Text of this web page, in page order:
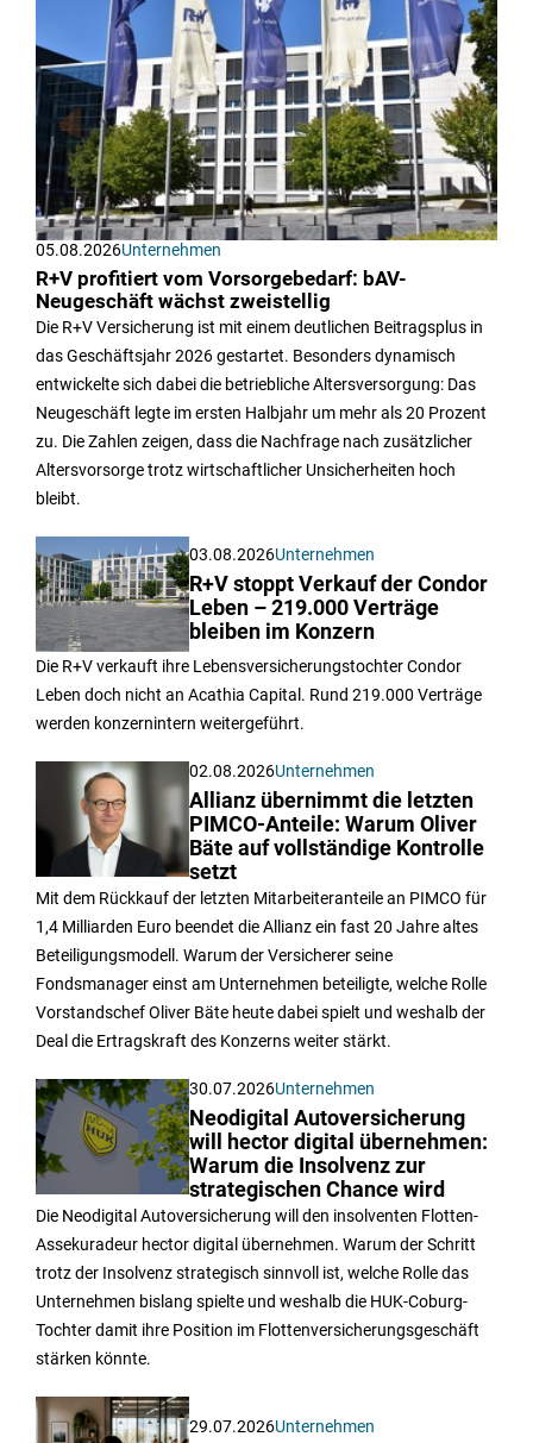
05.08.2026Unternehmen
R+V profitiert vom Vorsorgebedarf: bAV-
Neugeschäft wächst zweistellig
Die R+V Versicherung ist mit einem deutlichen Beitragsplus in
das Geschäftsjahr 2026 gestartet. Besonders dynamisch
entwickelte sich dabei die betriebliche Altersversorgung: Das
Neugeschäft legte im ersten Halbjahr um mehr als 20 Prozent
zu. Die Zahlen zeigen, dass die Nachfrage nach zusätzlicher
Altersvorsorge trotz wirtschaftlicher Unsicherheiten hoch
bleibt.
03.08.2026Unternehmen
R+V stoppt Verkauf der Condor
Leben – 219.000 Verträge
bleiben im Konzern
Die R+V verkauft ihre Lebensversicherungstochter Condor
Leben doch nicht an Acathia Capital. Rund 219.000 Verträge
werden konzernintern weitergeführt.
02.08.2026Unternehmen
Allianz übernimmt die letzten
PIMCO-Anteile: Warum Oliver
Bäte auf vollständige Kontrolle
setzt
Mit dem Rückkauf der letzten Mitarbeiteranteile an PIMCO für
1,4 Milliarden Euro beendet die Allianz ein fast 20 Jahre altes
Beteiligungsmodell. Warum der Versicherer seine
Fondsmanager einst am Unternehmen beteiligte, welche Rolle
Vorstandschef Oliver Bäte heute dabei spielt und weshalb der
Deal die Ertragskraft des Konzerns weiter stärkt.
30.07.2026Unternehmen
Neodigital Autoversicherung
will hector digital übernehmen:
Warum die Insolvenz zur
strategischen Chance wird
Die Neodigital Autoversicherung will den insolventen Flotten-
Assekuradeur hector digital übernehmen. Warum der Schritt
trotz der Insolvenz strategisch sinnvoll ist, welche Rolle das
Unternehmen bislang spielte und weshalb die HUK-Coburg-
Tochter damit ihre Position im Flottenversicherungsgeschäft
stärken könnte.
29.07.2026Unternehmen